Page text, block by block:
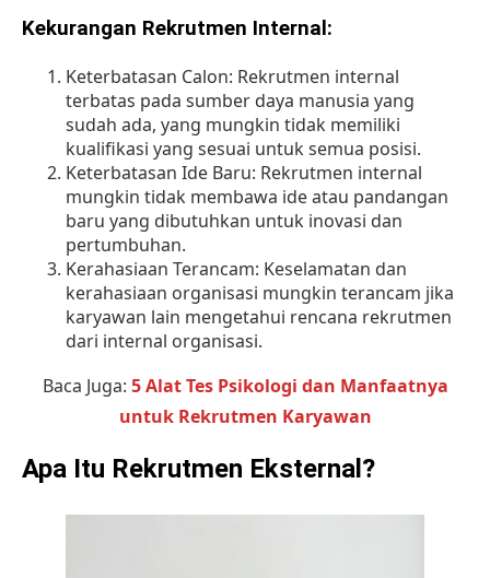
Kekurangan Rekrutmen Internal:
Keterbatasan Calon: Rekrutmen internal
terbatas pada sumber daya manusia yang
sudah ada, yang mungkin tidak memiliki
kualifikasi yang sesuai untuk semua posisi.
Keterbatasan Ide Baru: Rekrutmen internal
mungkin tidak membawa ide atau pandangan
baru yang dibutuhkan untuk inovasi dan
pertumbuhan.
Kerahasiaan Terancam: Keselamatan dan
kerahasiaan organisasi mungkin terancam jika
karyawan lain mengetahui rencana rekrutmen
dari internal organisasi.
Baca Juga: 5 Alat Tes Psikologi dan Manfaatnya
untuk Rekrutmen Karyawan
Apa Itu Rekrutmen Eksternal?